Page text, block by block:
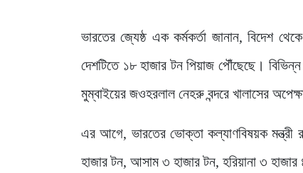
ভারতের জ্যেষ্ঠ এক কর্মকর্তা জানান, বিদেশ
দেশটিতে ১৮ হাজার টন পিয়াজ পৌঁছেছে।
মুম্বাইয়ের জওহরলাল নেহরু বন্দরে খালাসের
এর আগে, ভারতের ভোক্তা কল্যাণবিষয়ক মন্ত্রী
হাজার টন, আসাম ৩ হাজার টন, হরিয়ানা ৩